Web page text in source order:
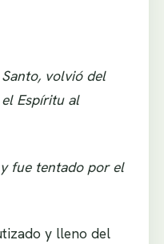
volvió del
Espíritu al
fue tentado por el
y lleno del